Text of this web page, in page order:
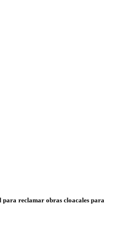
para reclamar obras cloacales para